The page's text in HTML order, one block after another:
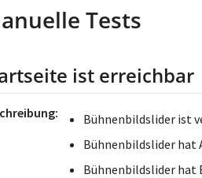
Tests
ist erreichbar
Bühnenbildslider ist
Bühnenbildslider
Bühnenbildslider hat